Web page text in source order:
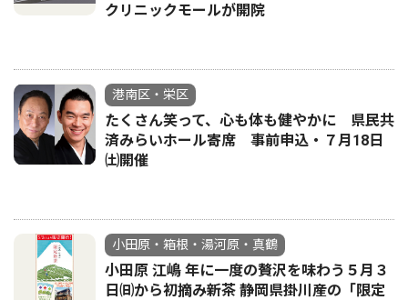
クリニックモールが開院
港南区・栄区
たくさん笑って、心も体も健やかに 県民共
済みらいホール寄席 事前申込・７月18日
㈯開催
小田原・箱根・湯河原・真鶴
小田原 江嶋 年に一度の贅沢を味わう５月３
日㈰から初摘み新茶 静岡県掛川産の「限定